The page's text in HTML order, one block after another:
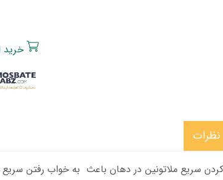
خرید
نظرات
سریع ملاتونین در دهان باعث به خواب رفتن